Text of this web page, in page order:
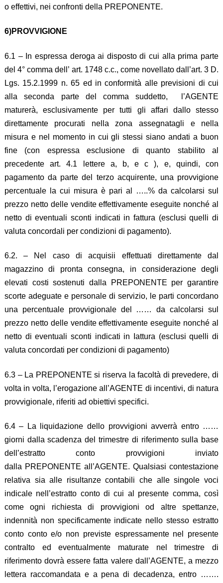
o effettivi, nei confronti della PREPONENTE.
6)PROVVIGIONE
6.1 – In espressa deroga ai disposto di cui alla prima parte
del 4° comma dell’ art. 1748 c.c., come novellato dall’art. 3 D.
Lgs. 15.2.1999 n. 65 ed in conformità alle previsioni di cui
alla seconda parte del comma suddetto, l’AGENTE
maturerà, esclusivamente per tutti gli affari dallo stesso
direttamente procurati nella zona assegnatagli e nella
misura e nel momento in cui gli stessi siano andati a buon
fine (con espressa esclusione di quanto stabilito al
precedente art. 4.1 lettere a, b, e c ), e, quindi, con
pagamento da parte del terzo acquirente, una provvigione
percentuale la cui misura è pari al …..% da calcolarsi sul
prezzo netto delle vendite effettivamente eseguite nonché al
netto di eventuali sconti indicati in fattura (esclusi quelli di
valuta concordali per condizioni di pagamento).
6.2. – Nel caso di acquisii effettuati direttamente dal
magazzino di pronta consegna, in considerazione degli
elevati costi sostenuti dalla PREPONENTE per garantire
scorte adeguate e personale di servizio, le parti concordano
una percentuale provvigionale del …… da calcolarsi sul
prezzo netto delle vendite effettivamente eseguite nonché al
netto di eventuali sconti indicati in Iattura (esclusi quelli di
valuta concordati per condizioni di pagamento)
6.3 – La PREPONENTE si riserva la facoltà di prevedere, di
volta in volta, l’erogazione all’AGENTE di incentivi, di natura
provvigionale, riferiti ad obiettivi specifici.
6.4 – La liquidazione dello provvigioni avverrà entro ……
giorni dalla scadenza del trimestre di riferimento sulla base
dell’estratto conto provvigioni inviato
dalla PREPONENTE all’AGENTE. Qualsiasi contestazione
relativa sia alle risultanze contabili che alle singole voci
indicale nell’estratto conto di cui al presente comma, così
come ogni richiesta di provvigioni od altre spettanze,
indennità non specificamente indicate nello stesso estratto
conto conto e/o non previste espressamente nel presente
contralto ed eventualmente maturate nel trimestre di
riferimento dovrà essere fatta valere dall’AGENTE, a mezzo
lettera raccomandata e a pena di decadenza, entro …….